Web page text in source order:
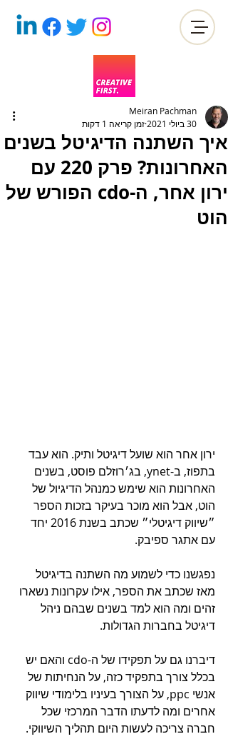
איך השתנה הדיגיטל בשנים
האחרונות? פרק 220 עם
ירון אחר, ה-cdo הפורש של
הוט
Meiran Pachman
30 ביולי 2021
זמן קריאה 1 דקות
ירון אחר הוא שועל דיגיטל ותיק. הוא עבד
בתפוז, ב-ynet, בג׳רוזלם פוסט, בשנים
האחרונות הוא שימש כמנהל הדיגיול של
הוט, אבל הוא מוכר בעיקר בזכות הספר
״שיווק דיגיטלי״ שכתב בשנת 2016 יחד
עם אתגר ספיבק.
נפגשנו כדי לשמוע מה השתנה בדיגיטל
מאז שכתב את הספר, אילו עקרונות נשארו
זהים ומה הוא למד בשנים שבהם ניהל
דיגיטל בחברות הגדולות.
דיברנו גם על תפקידו של ה-cdo והאם יש
בכלל צורך בתפקיד כזה, על הנחיתות של
אנשי ppc, על הצורך בעיניו בלימודי שיווק
אחרים ומה לדעתו הדבר המרכזי שכל
חברה צריכה לעשות היום תהליך השיווקי.